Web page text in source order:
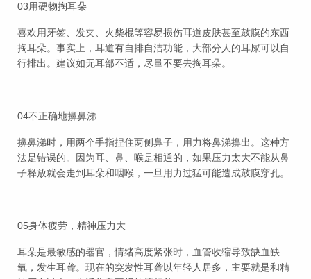
03用硬物掏耳朵
喜欢用牙签、发夹、火柴棍等容易损伤耳道皮肤甚至鼓膜的东西
掏耳朵。事实上，耳道有自排自洁功能，大部分人的耳屎可以自
行排出。建议如无耳部不适，尽量不要去掏耳朵。
04不正确地擤鼻涕
擤鼻涕时，用两个手指捏住两侧鼻子，用力将鼻涕擤出。这种方
法是错误的。因为耳、鼻、喉是相通的，如果压力太大不能从鼻
子释放就会走到耳朵和咽喉，一旦用力过猛可能造成鼓膜穿孔。
05身体疲劳，精神压力大
耳朵是最敏感的器官，情绪高度紧张时，血管收缩导致缺血缺
氧，发生耳聋。现在的突发性耳聋以年轻人居多，主要就是和精